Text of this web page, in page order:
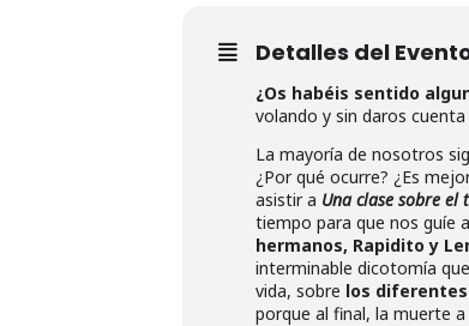
Detalles del
¿Os habéis sentido
volando y sin daros
La mayoría de nosotros
¿Por qué ocurre? ¿Es
asistir a Una clase sobre el
tiempo para que nos guíe
hermanos, Rapidito y
interminable dicotomía
vida, sobre los
porque al final, la muerte